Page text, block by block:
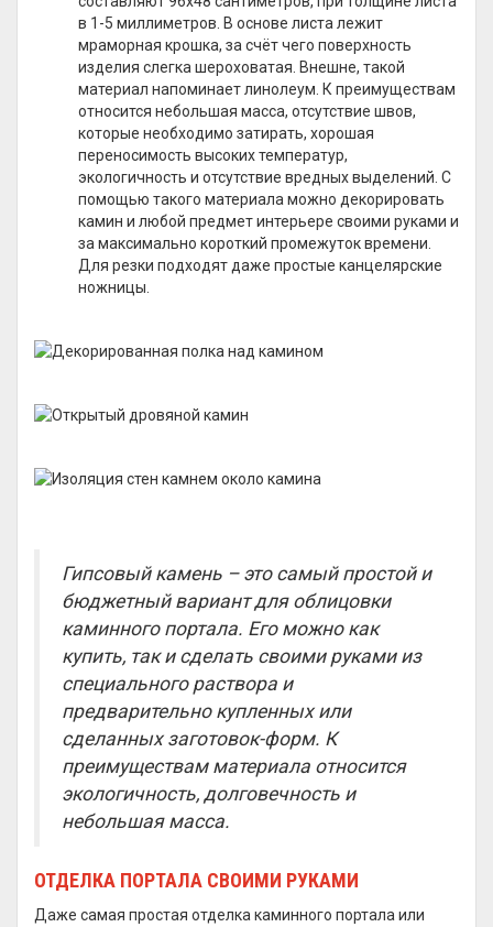
в 1-5 миллиметров. В основе листа лежит
мраморная крошка, за счёт чего поверхность
изделия слегка шероховатая. Внешне, такой
материал напоминает линолеум. К преимуществам
относится небольшая масса, отсутствие швов,
которые необходимо затирать, хорошая
переносимость высоких температур,
экологичность и отсутствие вредных выделений. С
помощью такого материала можно декорировать
камин и любой предмет интерьере своими руками и
за максимально короткий промежуток времени.
Для резки подходят даже простые канцелярские
ножницы.
Гипсовый камень – это самый простой и
бюджетный вариант для облицовки
каминного портала. Его можно как
купить, так и сделать своими руками из
специального раствора и
предварительно купленных или
сделанных заготовок-форм. К
преимуществам материала относится
экологичность, долговечность и
небольшая масса.
ОТДЕЛКА ПОРТАЛА СВОИМИ РУКАМИ
Даже самая простая отделка каминного портала или